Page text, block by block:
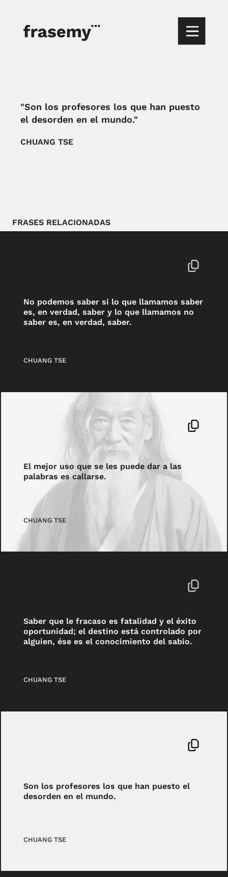
"Son los profesores los que han puesto
el desorden en el mundo."
CHUANG TSE
FRASES RELACIONADAS
No podemos saber si lo que llamamos saber
es, en verdad, saber y lo que llamamos no
saber es, en verdad, saber.
CHUANG TSE
El mejor uso que se les puede dar a las
palabras es callarse.
CHUANG TSE
Saber que le fracaso es fatalidad y el éxito
oportunidad; el destino está controlado por
alguien, ése es el conocimiento del sabio.
CHUANG TSE
Son los profesores los que han puesto el
desorden en el mundo.
CHUANG TSE